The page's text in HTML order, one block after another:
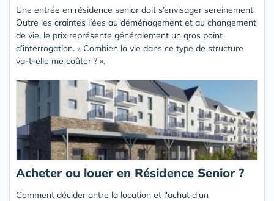
Une entrée en résidence senior doit s’envisager sereinement.
Outre les craintes liées au déménagement et au changement
de vie, le prix représente généralement un gros point
d’interrogation. « Combien la vie dans ce type de structure
va-t-elle me coûter ? ».
Acheter ou louer en Résidence Senior ?
Comment décider antre la location et l'achat d'un